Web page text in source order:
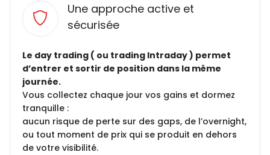
Une approche active et
sécurisée
Le day trading ( ou trading Intraday ) permet
d’entrer et sortir de position dans la même
journée.
Vous collectez chaque jour vos gains et dormez
tranquille :
aucun risque de perte sur des gaps, de l’overnight,
ou tout moment de prix qui se produit en dehors
de votre visibilité.